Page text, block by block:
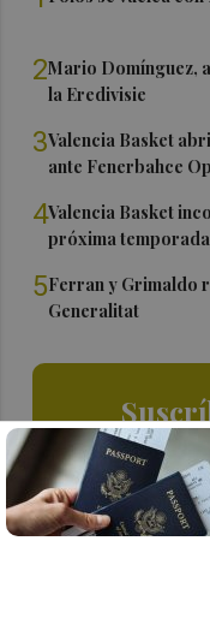
2Mario Domínguez,
la Eredivisie
3Valencia Basket
ante Fenerbahce
4Valencia Basket
próxima
5Ferran y Grimaldo
Generalitat
Siempre al